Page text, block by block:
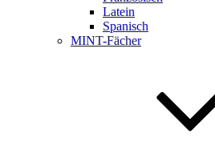
Latein
Spanisch
MINT-Fächer